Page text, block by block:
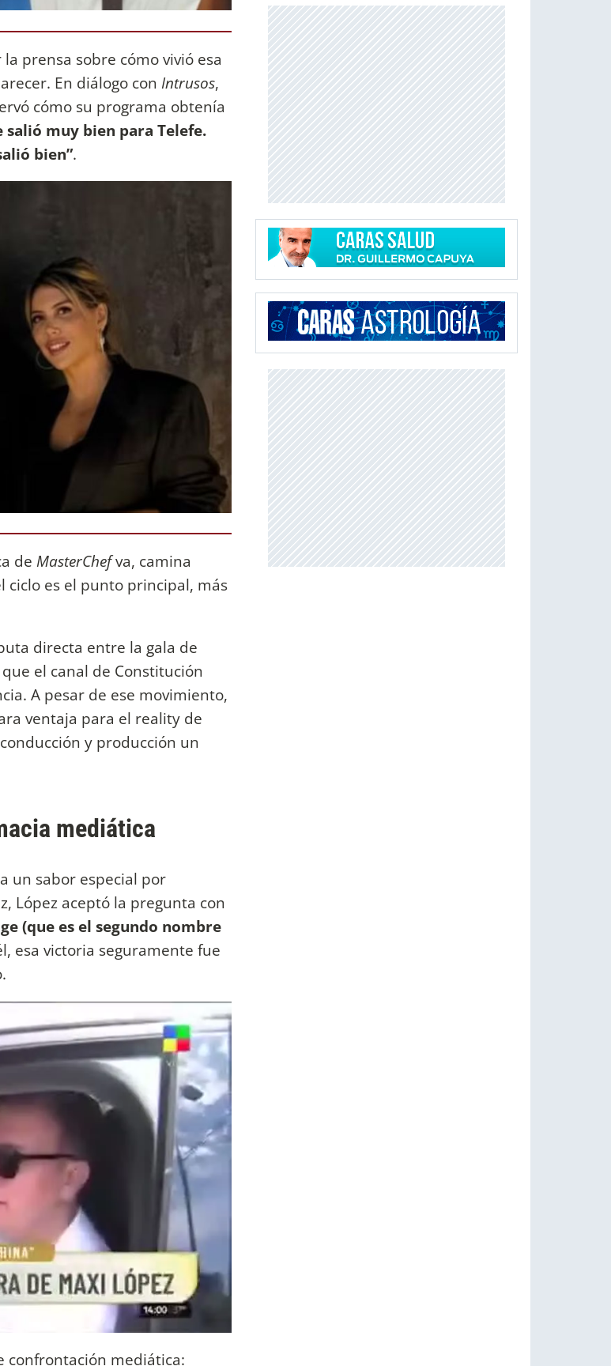
prensa sobre cómo vivió esa
En diálogo con Intrusos,
cómo su programa obtenía
salió muy bien para Telefe.
bien”.
de MasterChefva, camina
ciclo es el punto principal, más
directa entre la gala de
que el canal de Constitución
A pesar de ese movimiento,
ventaja para el reality de
y producción un
mediática
un sabor especial por
López aceptó la pregunta con
(que es el segundo nombre
esa victoria seguramente fue
confrontación mediática: